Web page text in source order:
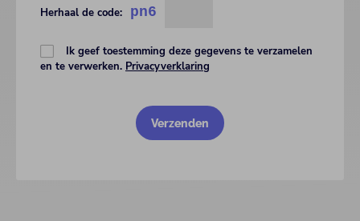
Herhaal de code: pn6
Ik geef toestemming deze gegevens te verzamelen
en te verwerken. Privacyverklaring